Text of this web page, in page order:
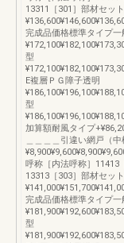
13311［301］部材セッ
完成品価格標準タイプ
型
E複層ＰＧ障子透明
型
加算額耐風タイプ
＿＿＿＿引違い網戸（中
呼称［内法呼称］11413
13313［303］部材セッ
完成品価格標準タイプ
型